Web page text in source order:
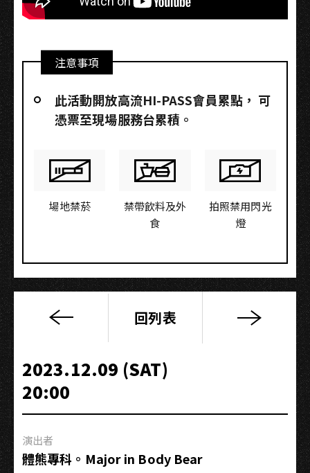
注意事項
此活動開放高流HI-PASS會員累點，​ 可
憑票至現場服務台累積。
場地禁菸
禁帶飲料及外
食
拍照禁用閃光
燈
TRASH《Holy
精
神
時
光
雄
回列表
2023.12.09 (SAT)
20:00
演出者
體熊專科。Major in Body Bear